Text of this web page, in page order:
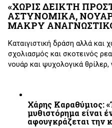
«ΧΩΡΙΣ ΔΕΙΚΤΗ
ΑΣΤΥΝΟΜΙΚΑ, ΝΟΥΑΡ
ΜΑΚΡΥ
Καταιγιστική δράση αλλά και
σχολιασμός και σκοτεινός
νουάρ και ψυχολογικά θρίλερ,
Χάρης Καραθύμιος:
μυθιστόρημα είναι
αφουγκράζεται την